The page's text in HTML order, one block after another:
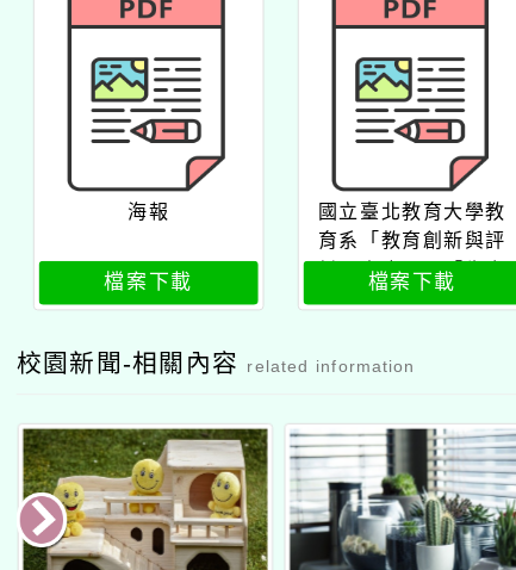
海報
檔案下載
國立臺北教育大學教
育系「教育創新與評
鑑碩士班」、「生命
教育碩士班」115學年
公文
檔案下載
校園新聞-相關內容 related information